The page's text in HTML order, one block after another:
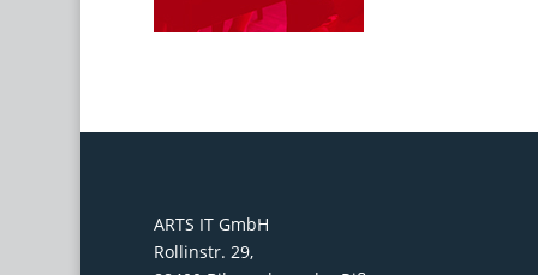
ARTS IT GmbH
Rollinstr. 29,